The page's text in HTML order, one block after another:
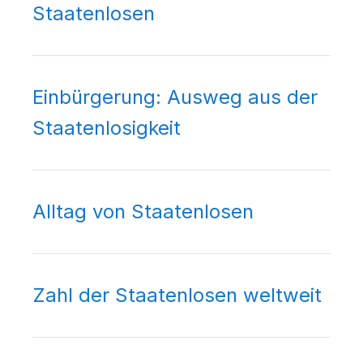
Staatenlosen
Einbürgerung: Ausweg aus der
Staatenlosigkeit
Alltag von Staatenlosen
Zahl der Staatenlosen weltweit